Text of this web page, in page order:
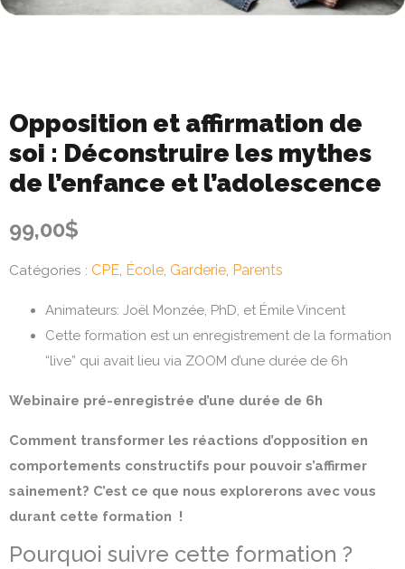
Opposition et affirmation de
soi : Déconstruire les mythes
de l’enfance et l’adolescence
99,00$
Catégories : CPE, École, Garderie, Parents
Animateurs: Joël Monzée, PhD, et Émile Vincent
Cette formation est un enregistrement de la formation
“live” qui avait lieu via ZOOM d’une durée de 6h
Webinaire pré-enregistrée d’une durée de 6h
Comment transformer les réactions d’opposition en
comportements constructifs pour pouvoir s’affirmer
sainement? C’est ce que nous explorerons avec vous
durant cette formation !
Pourquoi suivre cette formation ?